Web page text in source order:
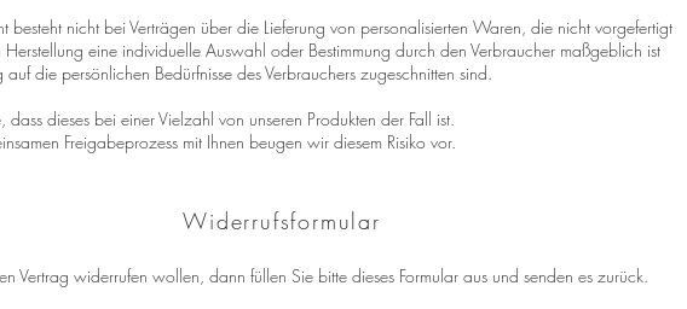
besteht nicht bei Verträgen über die Lieferung von personalisierten Waren, die nicht vorgefertigt
eine individuelle Auswahl oder Bestimmung durch den Verbraucher maßgeblich ist
die persönlichen Bedürfnisse des Verbrauchers zugeschnitten sind.
dass dieses bei einer Vielzahl von unseren Produkten der Fall ist.
Freigabeprozess mit Ihnen beugen wir diesem Risiko vor.
Widerrufsformular
Vertrag widerrufen wollen, dann füllen Sie bitte dieses Formular aus und senden es zurück.